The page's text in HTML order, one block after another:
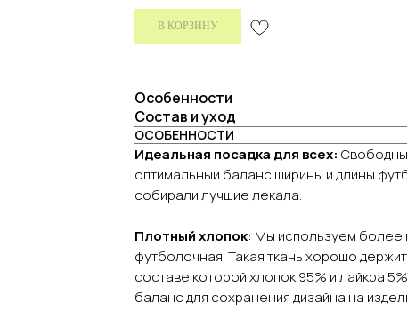
В КОРЗИНУ
Особенности
Состав и уход
ОСОБЕННОСТИ
Идеальная посадка для всех:
оптимальный баланс ширины и длины
собирали лучшие лекала.
Плотный хлопок: Мы используем более
футболочная. Такая ткань хорошо
составе которой хлопок 95% и лайкра
баланс для сохранения дизайна на